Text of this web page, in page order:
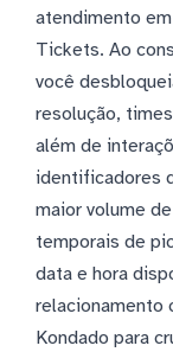
atendimento
Tickets. Ao
você
resolução,
além de
identificadores
maior volume
temporais de
data e hora
relacionamento
Kondado para